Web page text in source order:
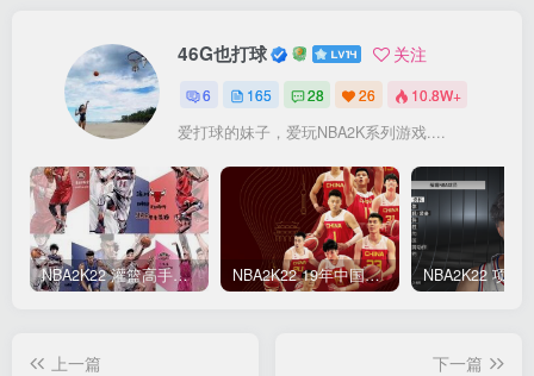
46G也打球 关注
6 165 28 26 10.8W+
爱打球的妹子，爱玩NBA2K系列游戏....
NBA2K22 灌篮高手面补合集 NBA2K22 19年中国队面补合集
上一篇
下一篇